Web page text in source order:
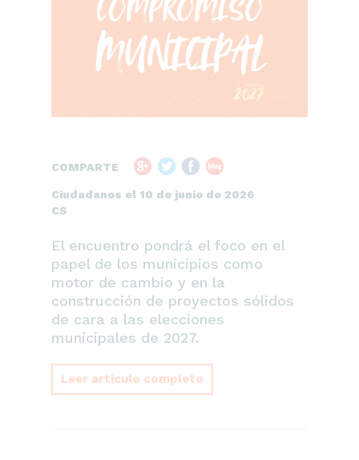
COMPARTE
Ciudadanos el 10 de junio de 2026
CS
El encuentro pondrá el foco en el
papel de los municipios como
motor de cambio y en la
construcción de proyectos sólidos
de cara a las elecciones
municipales de 2027.
Leer artículo completo